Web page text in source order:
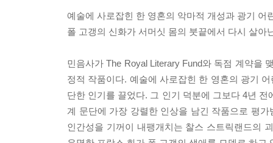
예술에 사로잡힌 한 영혼의 악마적 개성과 광기 어
폴 고갱의 신화가 서머싯 몸의 붓끝에서 다시 살아
민음사가 The Royal Literary Fund와 독점 계약을
정적 작품이다. 예술에 사로잡힌 한 영혼의 광기
단한 인기를 끌었다. 그 인기 덕분에 그보다 4년
계 문단에 가장 강렬한 인상을 남긴 작품으로 평
인간성을 기꺼이 내팽개치는 찰스 스트릭랜드의